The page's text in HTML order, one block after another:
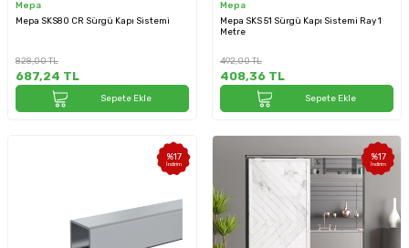
Mepa
Mepa SKS80 CR Sürgü Kapı Sistemi
828,00TL
687,24 TL
Sepete Ekle
Mepa
Mepa SKS 51 Sürgü Kapı Sistemi Ray 1
Metre
492,00TL
408,36 TL
Sepete Ekle
%17
İndirim
%17
İndirim